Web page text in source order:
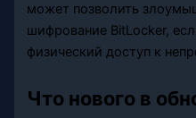
может позволить
шифрование BitLocker,
физический доступ к
Что нового в